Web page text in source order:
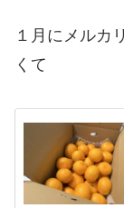
１月にメルカ
くて